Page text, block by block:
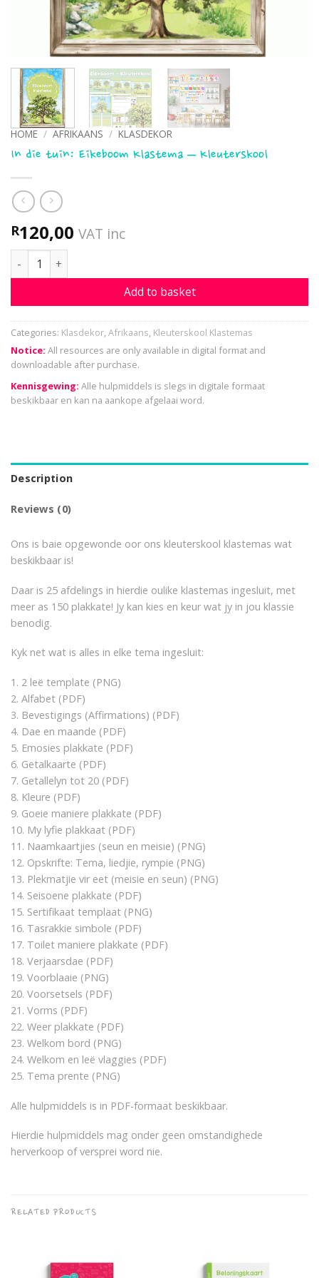
HOME / AFRIKAANS / KLASDEKOR
In die tuin: Eikeboom Klastema – Kleuterskool
R120,00 VAT inc
In die tuin: Eikeboom Klastema - Kleuterskool quantity
Add to basket
Categories: Klasdekor,Afrikaans, Kleuterskool Klastemas
Notice: All resources are only available in digital format and
downloadable after purchase.
Kennisgewing: Alle hulpmiddels is slegs in digitale formaat
beskikbaar en kan na aankope afgelaai word.
Description
Reviews (0)
Ons is baie opgewonde oor ons kleuterskool klastemas wat
beskikbaar is!
Daar is 25 afdelings in hierdie oulike klastemas ingesluit, met
meer as 150 plakkate! Jy kan kies en keur wat jy in jou klassie
benodig.
Kyk net wat is alles in elke tema ingesluit:
1. 2 leë template (PNG)
2. Alfabet (PDF)
3. Bevestigings (Affirmations) (PDF)
4. Dae en maande (PDF)
5. Emosies plakkate (PDF)
6. Getalkaarte (PDF)
7. Getallelyn tot 20 (PDF)
8. Kleure (PDF)
9. Goeie maniere plakkate (PDF)
10. My lyfie plakkaat (PDF)
11. Naamkaartjies (seun en meisie) (PNG)
12. Opskrifte: Tema, liedjie, rympie (PNG)
13. Plekmatjie vir eet (meisie en seun) (PNG)
14. Seisoene plakkate (PDF)
15. Sertifikaat templaat (PNG)
16. Tasrakkie simbole (PDF)
17. Toilet maniere plakkate (PDF)
18. Verjaarsdae (PDF)
19. Voorblaaie (PNG)
20. Voorsetsels (PDF)
21. Vorms (PDF)
22. Weer plakkate (PDF)
23. Welkom bord (PNG)
24. Welkom en leë vlaggies (PDF)
25. Tema prente (PNG)
Alle hulpmiddels is in PDF-formaat beskikbaar.
Hierdie hulpmiddels mag onder geen omstandighede
herverkoop of versprei word nie.
RELATED PRODUCTS